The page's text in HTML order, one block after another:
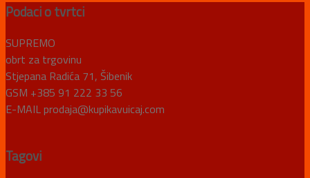
Podaci o tvrtci
SUPREMO
obrt za trgovinu
Stjepana Radića 71, Šibenik
GSM +385 91 222 33 56
E-MAIL prodaja@kupikavuicaj.com
Tagovi